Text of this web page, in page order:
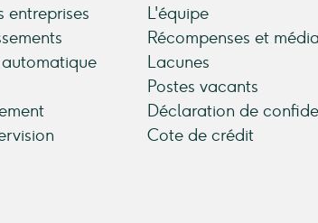
entreprises
automatique
L'équipe
Récompenses et média
Lacunes
Postes vacants
Déclaration de
Cote de crédit